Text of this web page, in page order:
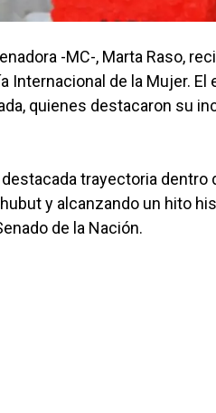
-MC-, Marta Raso,
Internacional de la Mujer.
quienes destacaron su
trayectoria
y alcanzando un hito
de la Nación.